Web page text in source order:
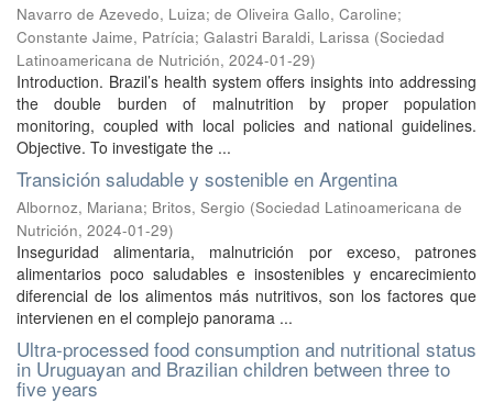
Navarro de Azevedo, Luiza; de Oliveira Gallo, Caroline;
Constante Jaime, Patrícia; Galastri Baraldi, Larissa (Sociedad
Latinoamericana de Nutrición, 2024-01-29)
Introduction. Brazil’s health system offers insights into addressing
the double burden of malnutrition by proper population
monitoring, coupled with local policies and national guidelines.
Objective. To investigate the ...
Transición saludable y sostenible en Argentina
Albornoz, Mariana; Britos, Sergio (Sociedad Latinoamericana de
Nutrición, 2024-01-29)
Inseguridad alimentaria, malnutrición por exceso, patrones
alimentarios poco saludables e insostenibles y encarecimiento
diferencial de los alimentos más nutritivos, son los factores que
intervienen en el complejo panorama ...
Ultra-processed food consumption and nutritional status
in Uruguayan and Brazilian children between three to
five years